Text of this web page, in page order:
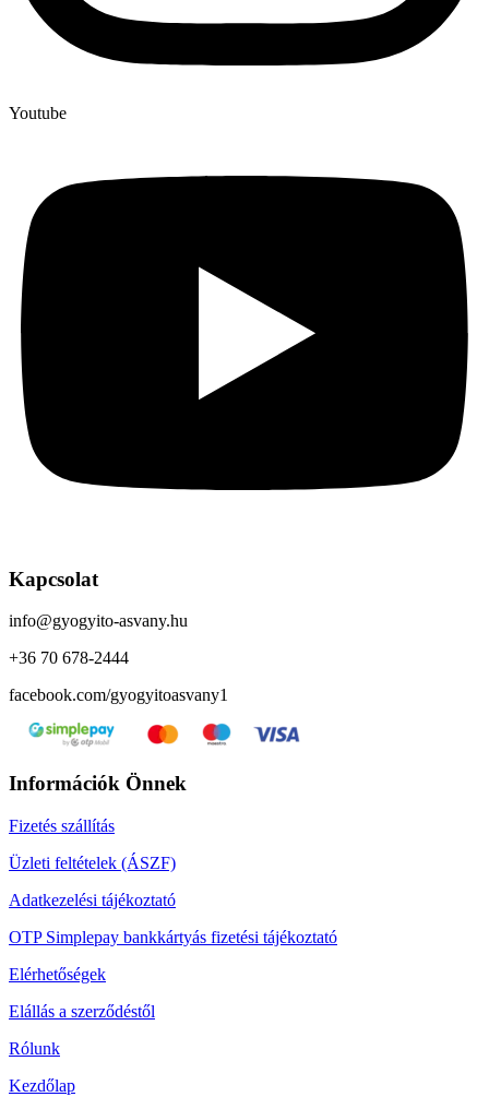
Youtube
Kapcsolat
info@gyogyito-asvany.hu
+36 70 678-2444
facebook.com/gyogyitoasvany1
Információk Önnek
Fizetés szállítás
Üzleti feltételek (ÁSZF)
Adatkezelési tájékoztató
OTP Simplepay bankkártyás fizetési tájékoztató
Elérhetőségek
Elállás a szerződéstől
Rólunk
Kezdőlap